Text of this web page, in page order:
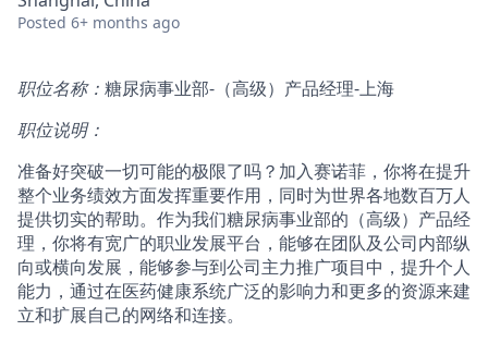
Posted 6+ months ago
职位名称： 糖尿病事业部-（高级）产品经理-上海
职位说明：
准备好突破一切可能的极限了吗？加入赛诺菲，你将在提升
整个业务绩效方面发挥重要作用，同时为世界各地数百万人
提供切实的帮助。作为我们糖尿病事业部的（高级）产品经
理，你将有宽广的职业发展平台，能够在团队及公司内部纵
向或横向发展，能够参与到公司主力推广项目中，提升个人
能力，通过在医药健康系统广泛的影响力和更多的资源来建
立和扩展自己的网络和连接。